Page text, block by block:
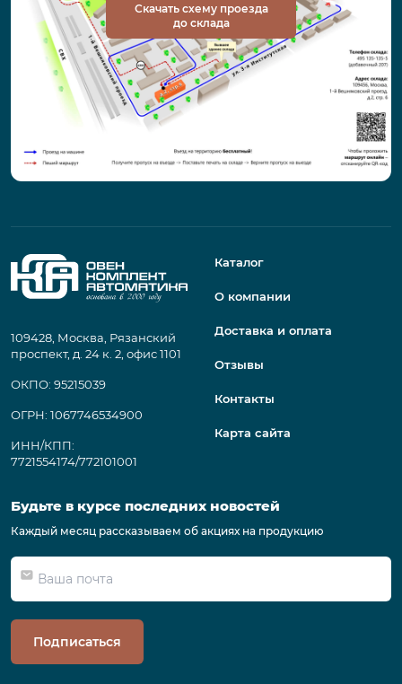
Скачать схему проезда
до склада
109428, Москва, Рязанский
проспект, д. 24 к. 2, офис 1101
ОКПО: 95215039
ОГРН: 1067746534900
ИНН/КПП:
7721554174/772101001
Каталог
О компании
Доставка и оплата
Отзывы
Контакты
Карта сайта
Будьте в курсе последних новостей
Каждый месяц рассказываем об акциях на продукцию
Подписаться